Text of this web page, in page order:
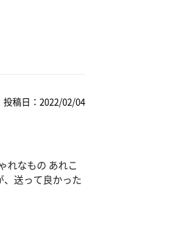
投稿日：2022/02/04
れなもの あれこ
送って良かった